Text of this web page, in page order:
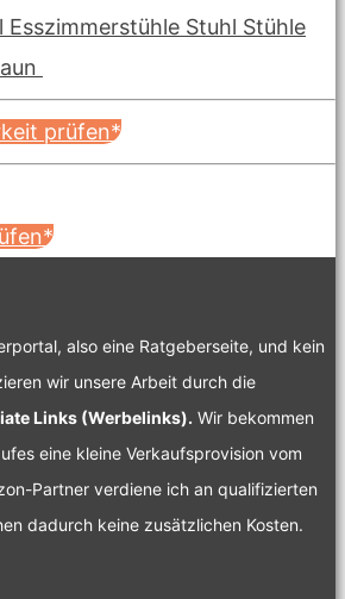
Stuhl Stühle
prüfen*
also eine Ratgeberseite, und kein
wir unsere Arbeit durch die
Links (Werbelinks). Wir bekommen
eine kleine Verkaufsprovision vom
Partner verdiene ich an qualifizierten
dadurch keine zusätzlichen Kosten.